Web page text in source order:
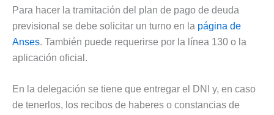
Para hacer la tramitación del plan de pago de deuda
previsional se debe solicitar un turno en la página de
Anses. También puede requerirse por la línea 130 o la
aplicación oficial.
En la delegación se tiene que entregar el DNI y, en caso
de tenerlos, los recibos de haberes o constancias de